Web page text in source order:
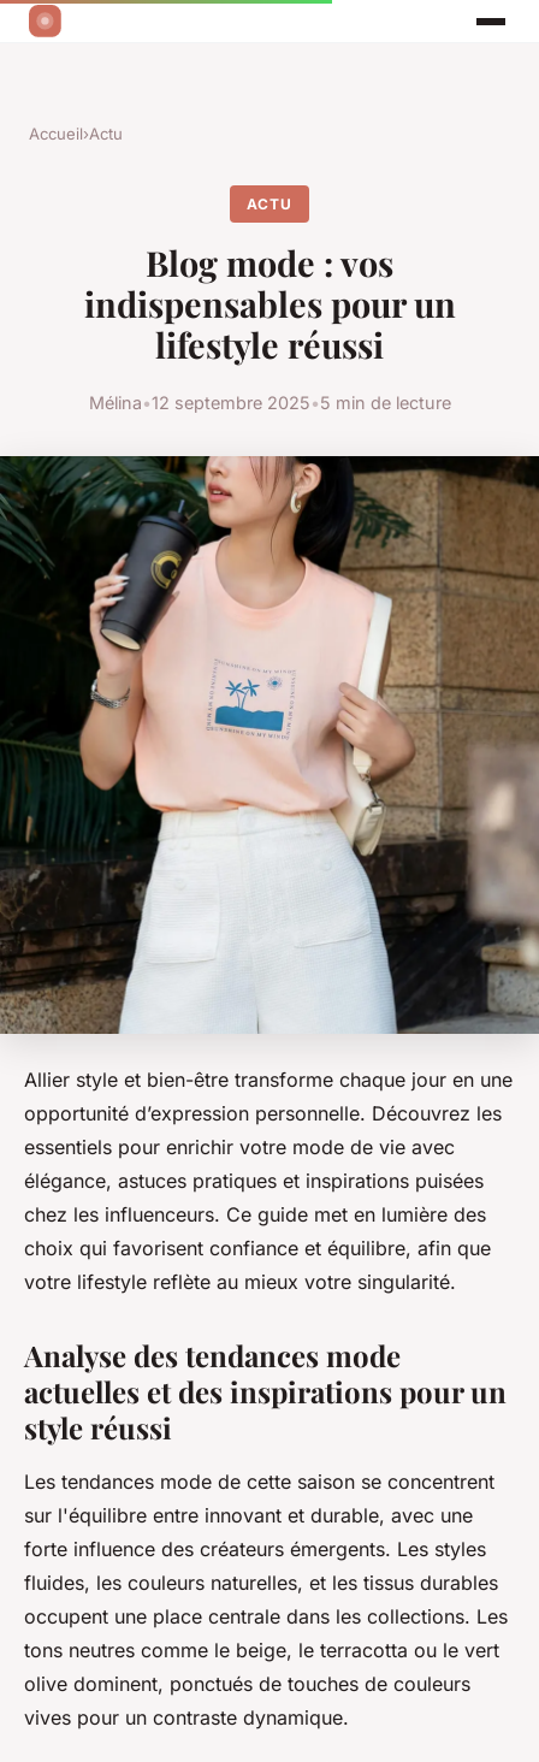
Accueil›Actu
ACTU
Blog mode : vos
indispensables pour un
lifestyle réussi
Mélina•12 septembre 2025•5 min de lecture
Allier style et bien-être transforme chaque jour en une
opportunité d’expression personnelle. Découvrez les
essentiels pour enrichir votre mode de vie avec
élégance, astuces pratiques et inspirations puisées
chez les influenceurs. Ce guide met en lumière des
choix qui favorisent confiance et équilibre, afin que
votre lifestyle reflète au mieux votre singularité.
Analyse des tendances mode
actuelles et des inspirations pour un
style réussi
Les tendances mode de cette saison se concentrent
sur l'équilibre entre innovant et durable, avec une
forte influence des créateurs émergents. Les styles
fluides, les couleurs naturelles, et les tissus durables
occupent une place centrale dans les collections. Les
tons neutres comme le beige, le terracotta ou le vert
olive dominent, ponctués de touches de couleurs
vives pour un contraste dynamique.